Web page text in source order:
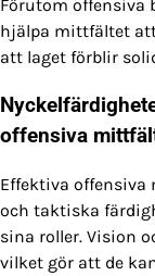
Förutom offensiva
hjälpa mittfältet
att laget förblir
offensiva
Effektiva
och taktiska
sina roller. Vision
vilket gör att de